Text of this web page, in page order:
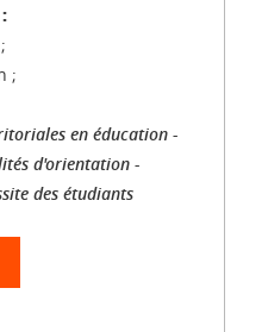
;
en éducation -
d'orientation -
des étudiants